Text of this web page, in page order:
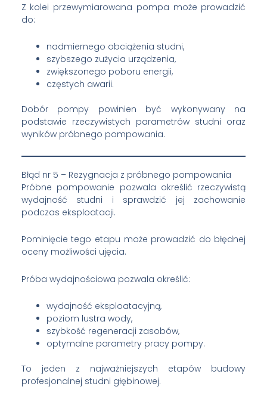
Z kolei przewymiarowana pompa może prowadzić
do:
nadmiernego obciążenia studni,
szybszego zużycia urządzenia,
zwiększonego poboru energii,
częstych awarii.
Dobór pompy powinien być wykonywany na
podstawie rzeczywistych parametrów studni oraz
wyników próbnego pompowania.
Błąd nr 5 – Rezygnacja z próbnego pompowania
Próbne pompowanie pozwala określić rzeczywistą
wydajność studni i sprawdzić jej zachowanie
podczas eksploatacji.
Pominięcie tego etapu może prowadzić do błędnej
oceny możliwości ujęcia.
Próba wydajnościowa pozwala określić:
wydajność eksploatacyjną,
poziom lustra wody,
szybkość regeneracji zasobów,
optymalne parametry pracy pompy.
To jeden z najważniejszych etapów budowy
profesjonalnej studni głębinowej.